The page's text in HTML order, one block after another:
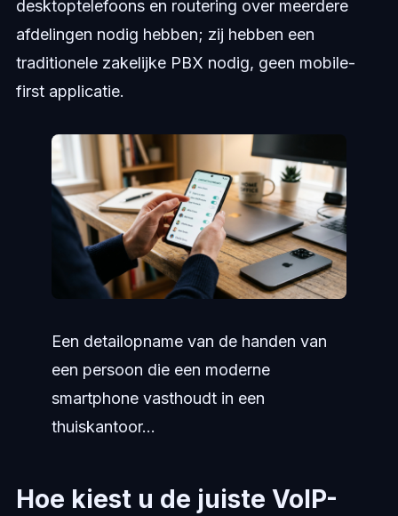
desktoptelefoons en routering over meerdere
afdelingen nodig hebben; zij hebben een
traditionele zakelijke PBX nodig, geen mobile-
first applicatie.
Een detailopname van de handen van
een persoon die een moderne
smartphone vasthoudt in een
thuiskantoor...
Hoe kiest u de juiste VoIP-